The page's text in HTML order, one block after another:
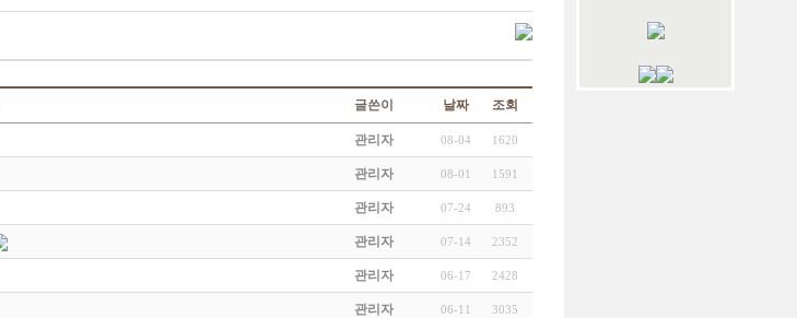
글쓴이 날짜 조회
관리자 08-04 1620
관리자 08-01 1591
관리자 07-24 893
관리자 07-14 2352
관리자 06-17 2428
관리자 06-11 3035